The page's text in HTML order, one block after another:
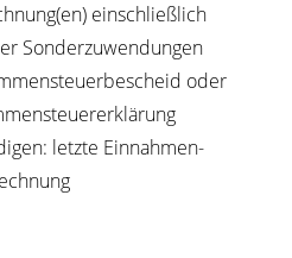
einschließlich
Sonderzuwendungen
oder
letzte Einnahmen-